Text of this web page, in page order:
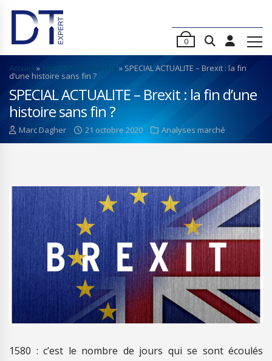
0
Accueil »Analyses de marché » SPECIAL ACTUALITE – Brexit : la fin
d’une histoire sans fin ?
SPECIAL ACTUALITE – Brexit : la fin d’une
histoire sans fin ?
Marc Dagher 21 octobre 2020 Analyses marché
1580 : c’est le nombre de jours qui se sont écoulés